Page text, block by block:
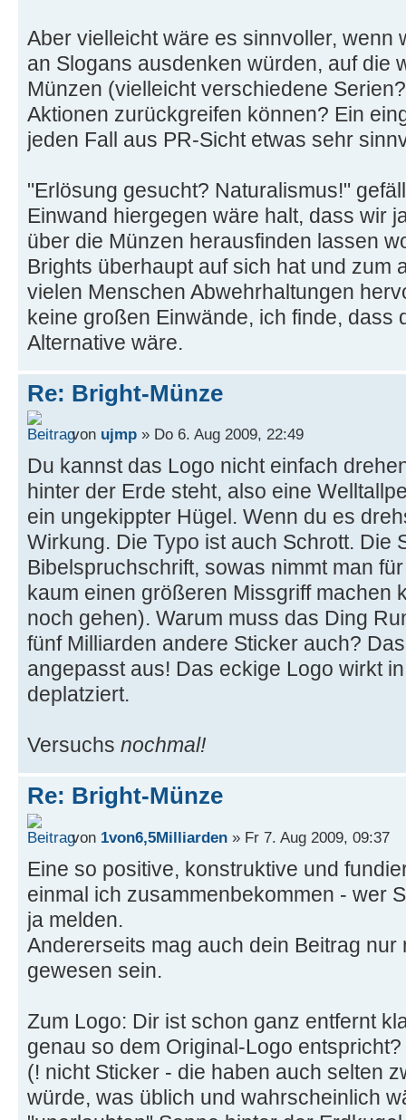
Aber vielleicht wäre es sinnvoller, wenn
an Slogans ausdenken würden, auf die
Münzen (vielleicht verschiedene
Aktionen zurückgreifen können? Ein
jeden Fall aus PR-Sicht etwas sehr
"Erlösung gesucht? Naturalismus!"
Einwand hiergegen wäre halt, dass wir
über die Münzen herausfinden lassen
Brights überhaupt auf sich hat und zum
vielen Menschen Abwehrhaltungen
keine großen Einwände, ich finde, dass
Alternative wäre.
Re: Bright-Münze
von ujmp » Do 6. Aug 2009, 22:49
Du kannst das Logo nicht einfach
hinter der Erde steht, also eine
ein ungekippter Hügel. Wenn du es
Wirkung. Die Typo ist auch Schrott. Die
Bibelspruchschrift, sowas nimmt man
kaum einen größeren Missgriff machen
noch gehen). Warum muss das Ding
fünf Milliarden andere Sticker auch?
angepasst aus! Das eckige Logo wirkt
deplatziert.
Versuchs nochmal!
Re: Bright-Münze
von 1von6,5Milliarden » Fr 7. Aug 2009, 09:37
Eine so positive, konstruktive und
einmal ich zusammenbekommen - wer
ja melden.
Andererseits mag auch dein Beitrag
gewesen sein.
Zum Logo: Dir ist schon ganz entfernt
genau so dem Original-Logo
(! nicht Sticker - die haben auch selten
würde, was üblich und wahrscheinlich